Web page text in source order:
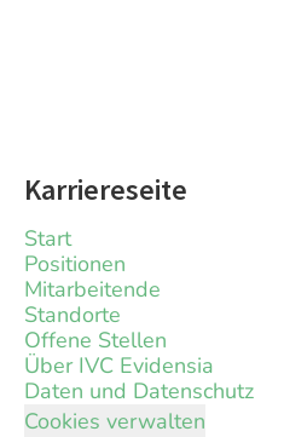
Karriereseite
Start
Positionen
Mitarbeitende
Standorte
Offene Stellen
Über IVC Evidensia
Daten und Datenschutz
Cookies verwalten